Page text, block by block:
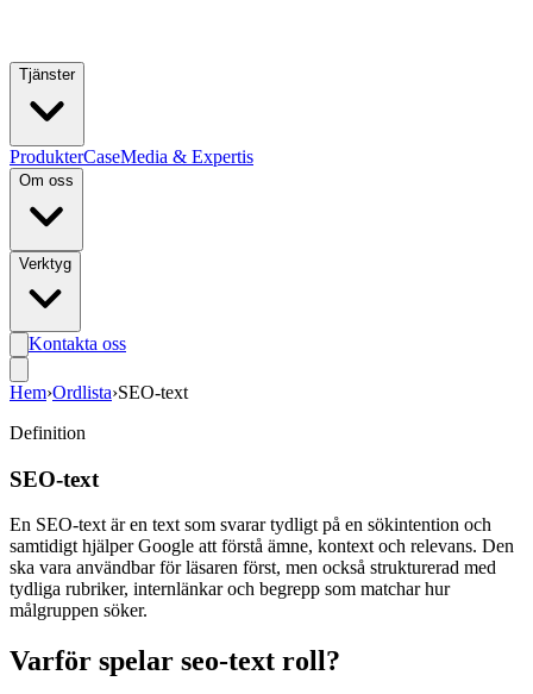
Tjänster
ProdukterCaseMedia & Expertis
Om oss
Verktyg
Kontakta oss
Hem›Ordlista›SEO-text
Definition
SEO-text
En SEO-text är en text som svarar tydligt på en sökintention och
samtidigt hjälper Google att förstå ämne, kontext och relevans. Den
ska vara användbar för läsaren först, men också strukturerad med
tydliga rubriker, internlänkar och begrepp som matchar hur
målgruppen söker.
Varför spelar seo-text roll?